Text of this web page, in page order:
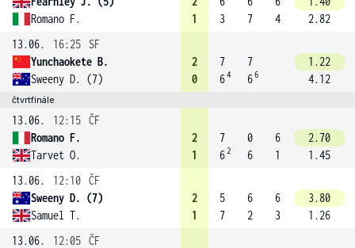
Romano F.
1
3
7
4
2.82
13.06.
16:25
SF
Yunchaokete B.
Sweeny D. (7)
2
0
7
64
7
66
1.22
4.12
čtvrtfinále
13.06. 12:15 ČF
Romano F.
Tarvet O.
2
1
7
62
0
6
6
1
2.70
1.45
13.06.
12:10 ČF
Sweeny D. (7)
Samuel T.
2
1
5
7
6
2
6
3
3.80
1.26
13.06.
12:05 ČF